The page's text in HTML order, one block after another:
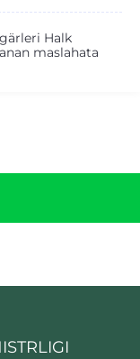
Halk
maslahata